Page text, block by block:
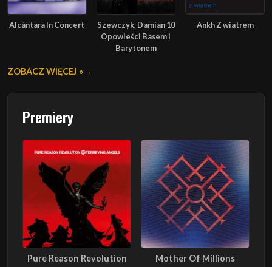
Alcántara In Concert
Szewczyk, Damian 10
Opowieści Basem i
Barytonem
Ankh Z wiatrem
ZOBACZ WIĘCEJ »
Premiery
Pure Reason Revolution Mother Of Millions